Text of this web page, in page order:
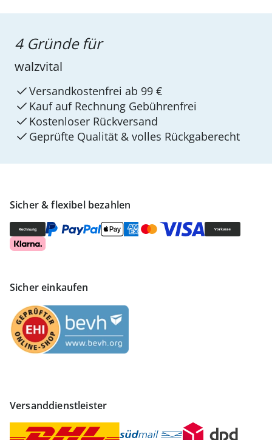
Sicher & flexibel bezahlen
Sicher einkaufen
Versanddienstleister
4 Gründe für
walzvital
Versandkostenfrei ab 99 €
Kauf auf Rechnung Gebührenfrei
Kostenloser Rückversand
Geprüfte Qualität & volles Rückgaberecht